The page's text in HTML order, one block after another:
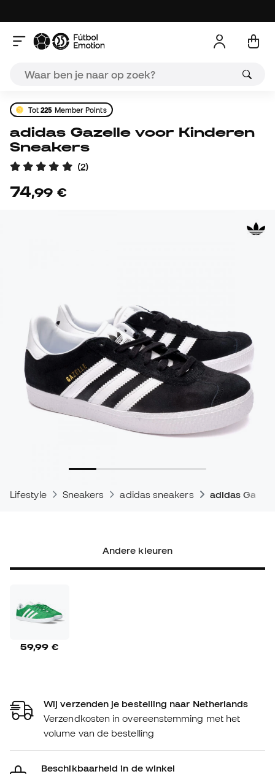
Tot225 Member Points
adidas Gazelle voor Kinderen
Sneakers
(2)
74,99 €
Lifestyle Sneakers adidas sneakers adidas
Andere kleuren
59,99 €
Wij verzenden je bestelling naar Netherlands
Verzendkosten in overeenstemming met het
volume van de bestelling
Beschikbaarheid in de winkel